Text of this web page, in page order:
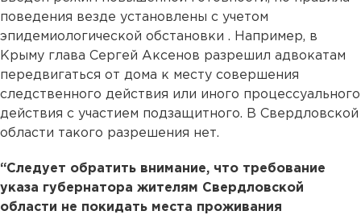
поведения везде установлены с учетом
эпидемиологической обстановки . Например, в
Крыму глава Сергей Аксенов разрешил адвокатам
передвигаться от дома к месту совершения
следственного действия или иного процессуального
действия с участием подзащитного. В Свердловской
области такого разрешения нет.
“Следует обратить внимание, что требование
указа губернатора жителям Свердловской
области не покидать места проживания